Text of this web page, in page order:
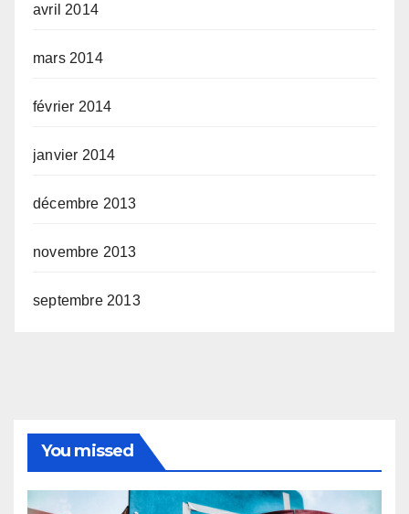
avril 2014
mars 2014
février 2014
janvier 2014
décembre 2013
novembre 2013
septembre 2013
You missed